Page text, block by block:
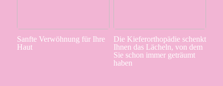
Sanfte Verwöhnung für Ihre
Haut
Die Kieferorthopädie schenkt
Ihnen das Lächeln, von dem
Sie schon immer geträumt
haben